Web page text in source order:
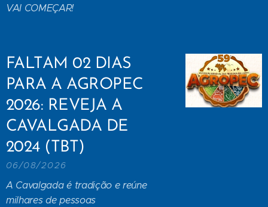
VAI COMEÇAR!
FALTAM 02 DIAS
PARA A AGROPEC
2026: REVEJA A
CAVALGADA DE
2024 (TBT)
06/08/2026
A Cavalgada é tradição e reúne
milhares de pessoas